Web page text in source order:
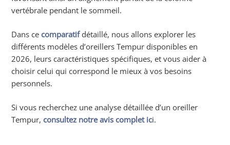
vertébrale pendant le sommeil.
Dans cecomparatifdétaillé, nous allons explorer les
différents modèles d’oreillers Tempur disponibles en
2026, leurs caractéristiques spécifiques, et vous aider à
choisir celui qui correspond le mieux à vos besoins
personnels.
Si vous recherchez une analyse détaillée d’un oreiller
Tempur,consultez notre avis complet ici.